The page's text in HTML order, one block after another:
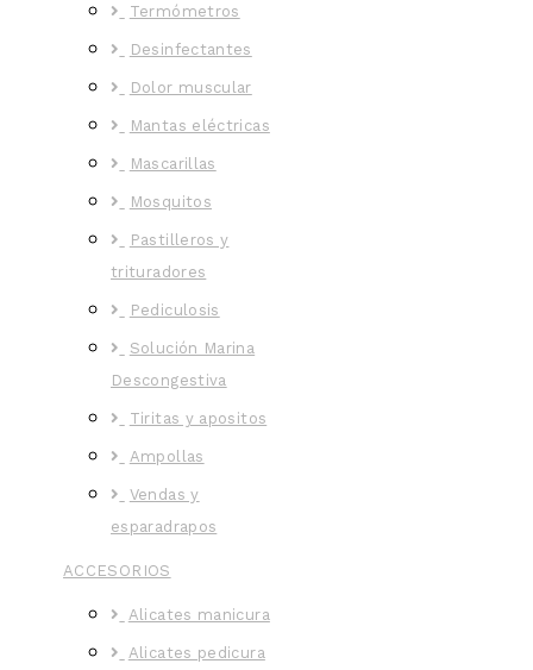
Termómetros
Desinfectantes
Dolor muscular
Mantas eléctricas
Mascarillas
Mosquitos
Pastilleros y
trituradores
Pediculosis
Solución Marina
Descongestiva
Tiritas y apositos
Ampollas
Vendas y
esparadrapos
ACCESORIOS
Alicates manicura
Alicates pedicura